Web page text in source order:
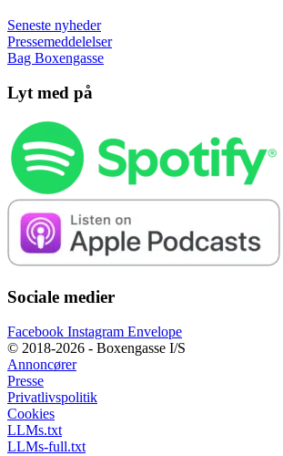
Seneste nyheder
Pressemeddelelser
Bag Boxengasse
Lyt med på
Sociale medier
Facebook Instagram Envelope
© 2018-2026 - Boxengasse I/S
Annoncører
Presse
Privatlivspolitik
Cookies
LLMs.txt
LLMs-full.txt